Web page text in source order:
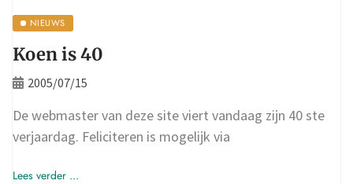
NIEUWS
Koen is 40
2005/07/15
De webmaster van deze site viert vandaag zijn 40 ste
verjaardag. Feliciteren is mogelijk via
Lees verder ...